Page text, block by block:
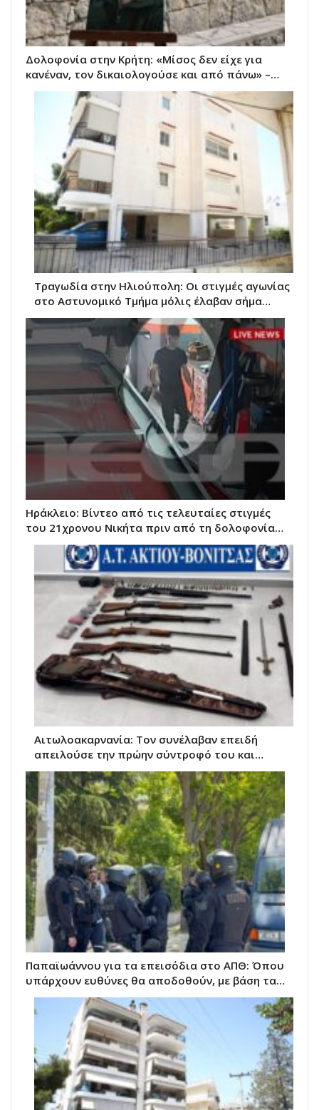
Δολοφονία στην Κρήτη: «Μίσος δεν είχε για
κανέναν, τον δικαιολογούσε και από πάνω» –…
Τραγωδία στην Ηλιούπολη: Οι στιγμές αγωνίας
στο Αστυνομικό Τμήμα μόλις έλαβαν σήμα…
Ηράκλειο: Βίντεο από τις τελευταίες στιγμές
του 21χρονου Νικήτα πριν από τη δολοφονία…
Αιτωλοακαρνανία: Τον συνέλαβαν επειδή
απειλούσε την πρώην σύντροφό του και…
Παπαϊωάννου για τα επεισόδια στο ΑΠΘ: Όπου
υπάρχουν ευθύνες θα αποδοθούν, με βάση τα…